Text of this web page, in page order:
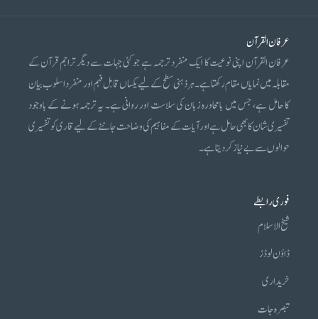
عرفان القرآن
عرفان القرآن اپنی نوعیت کا ایک منفرد ترجمہ ہے جو کئی جہات سے دیگر تراجم قرآن کے
مقابلہ میں نمایاں مقام رکھتا ہے۔ ہر ذہنی سطح کے لیے یکساں قابل فہم اور منفرد اسلوب بیان
کا حامل ہے، جس میں بامحاورہ زبان کی سلاست اور روانی ہے۔ یہ ترجمہ ہونے کے باوجود
تفسیری شان کا بھی حامل ہے اور آیات کے مفاہیم کی وضاحت جاننے کے لیے قاری کو تفسیری
حوالوں سے بے نیاز کر دیتا ہے۔
فوری رابطے
شیخ الاسلام
ڈاؤن لوڈز
خریداری
تبصرہ جات